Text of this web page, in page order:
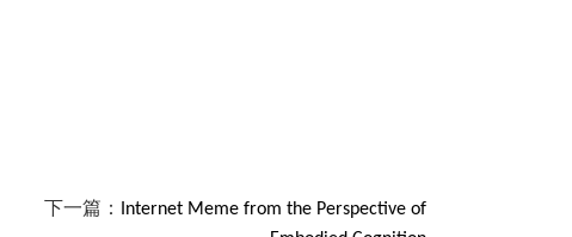
下一篇： Internet Meme from the Perspective of